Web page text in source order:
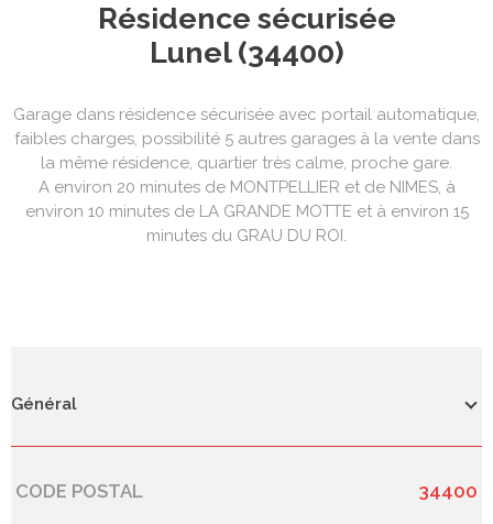
Résidence sécurisée
Lunel (34400)
Garage dans résidence sécurisée avec portail automatique,
faibles charges, possibilité 5 autres garages à la vente dans
la même résidence, quartier très calme, proche gare.
A environ 20 minutes de MONTPELLIER et de NIMES, à
environ 10 minutes de LA GRANDE MOTTE et à environ 15
minutes du GRAU DU ROI.
Général
Caractérisque Valeurs
CODE POSTAL 34400